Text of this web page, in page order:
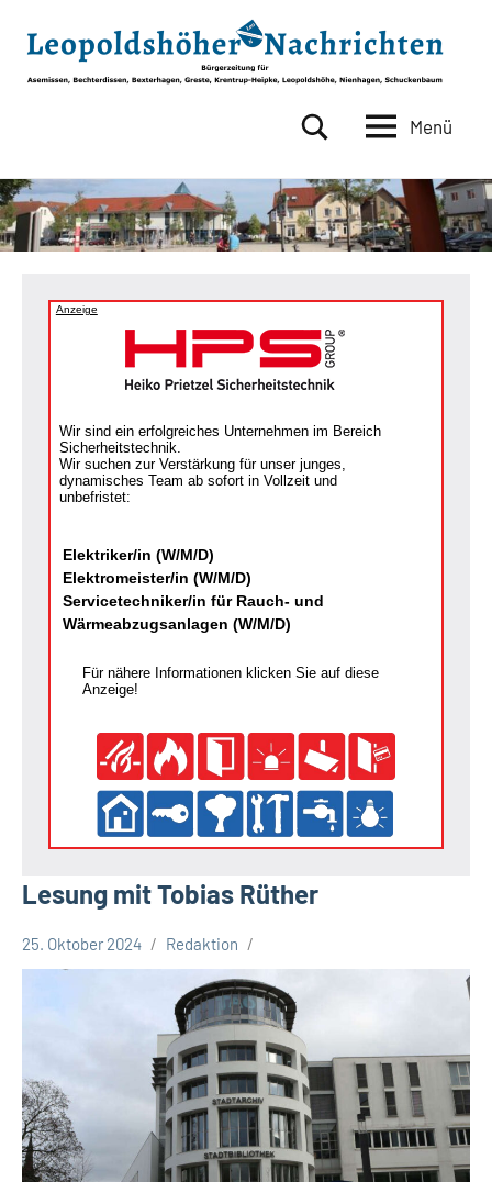
Inhalt
springen
Nachrichten
Asemissen,
Bechterdissen,
Bexterhagen,
Krentrup-
Menü
Anzeige
Wir sind ein erfolgreiches Unternehmen im Bereich
Sicherheitstechnik.
Wir suchen zur Verstärkung für unser junges,
dynamisches Team ab sofort in Vollzeit und
unbefristet:
Elektriker/in (W/M/D)
Elektromeister/in (W/M/D)
Servicetechniker/in für Rauch- und
Wärmeabzugsanlagen (W/M/D)
Für nähere Informationen klicken Sie auf diese
Anzeige!
Lesung mit Tobias Rüther
25. Oktober 2024 Redaktion